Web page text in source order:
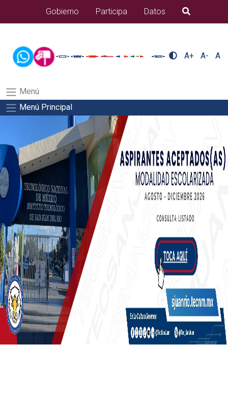
alumnos/titulacionSalida del comando:
Gobierno Participa Datos B�squeda
A+ A- A
Menú
Menú Principal